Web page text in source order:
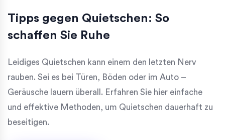
Tipps gegen Quietschen: So
schaffen Sie Ruhe
Leidiges Quietschen kann einem den letzten Nerv
rauben. Sei es bei Türen, Böden oder im Auto –
Geräusche lauern überall. Erfahren Sie hier einfache
und effektive Methoden, um Quietschen dauerhaft zu
beseitigen.